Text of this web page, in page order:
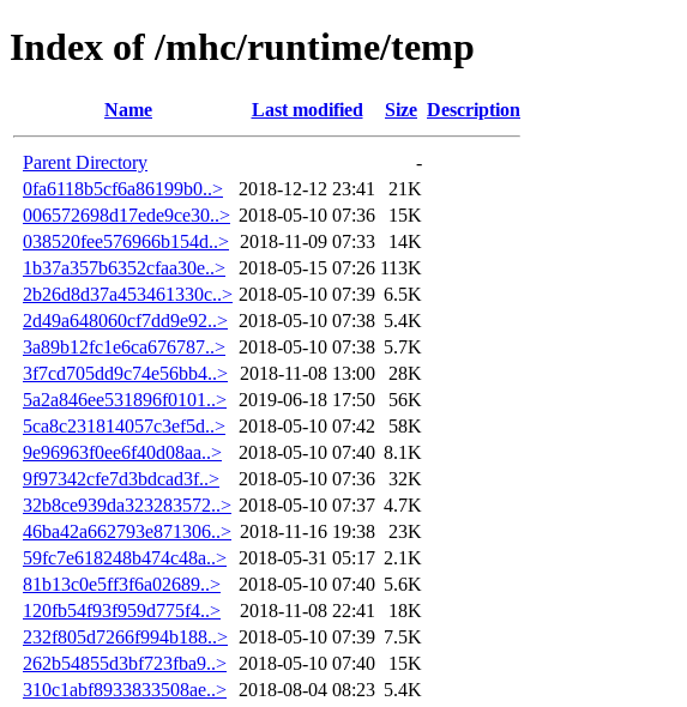
Index of /mhc/runtime/temp
Name Last modified Size Description
Parent Directory
-
0fa6118b5cf6a86199b0..>
2018-12-12 23:41
21K
006572698d17ede9ce30..> 2018-05-10 07:36
15K
038520fee576966b154d..> 2018-11-09 07:33
14K
1b37a357b6352cfaa30e..>
2018-05-15 07:26 113K
2b26d8d37a453461330c..> 2018-05-10 07:39 6.5K
2d49a648060cf7dd9e92..> 2018-05-10 07:38 5.4K
3a89b12fc1e6ca676787..>
2018-05-10 07:38 5.7K
3f7cd705dd9c74e56bb4..>
2018-11-08 13:00
28K
5a2a846ee531896f0101..>
2019-06-18 17:50
56K
5ca8c231814057c3ef5d..>
2018-05-10 07:42
58K
9e96963f0ee6f40d08aa..>
2018-05-10 07:40 8.1K
9f97342cfe7d3bdcad3f..>
2018-05-10 07:36
32K
32b8ce939da323283572..> 2018-05-10 07:37 4.7K
46ba42a662793e871306..> 2018-11-16 19:38
23K
59fc7e618248b474c48a..>
2018-05-31 05:17 2.1K
81b13c0e5ff3f6a02689..>
2018-05-10 07:40 5.6K
120fb54f93f959d775f4..>
2018-11-08 22:41
18K
232f805d7266f994b188..> 2018-05-10 07:39 7.5K
262b54855d3bf723fba9..>
2018-05-10 07:40
15K
310c1abf8933833508ae..>
2018-08-04 08:23 5.4K